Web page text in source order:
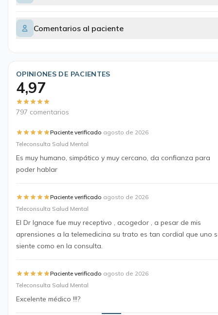
Comentarios al paciente
OPINIONES DE PACIENTES
4,97
797 comentarios
Paciente verificado·agosto de 2026
Teleconsulta Salud Mental
Es muy humano, simpático y muy cercano, da confianza para
poder hablar
Paciente verificado·agosto de 2026
Teleconsulta Salud Mental
El Dr Ignace fue muy receptivo , acogedor , a pesar de mis
aprensiones a la telemedicina su trato es tan cordial que uno
siente como en la consulta.
Paciente verificado·agosto de 2026
Teleconsulta Salud Mental
Excelente médico !!!?